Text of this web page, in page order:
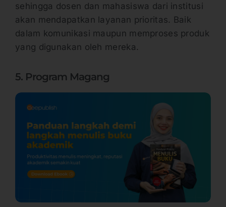
sehingga dosen dan mahasiswa dari institusi
akan mendapatkan layanan prioritas. Baik
dalam komunikasi maupun memproses produk
yang digunakan oleh mereka.
5. Program Magang